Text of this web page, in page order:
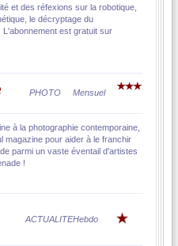
et des réfexions sur la robotique,
le décryptage du
est gratuit sur
PHOTO Mensuel
à la photographie contemporaine,
magazine pour aider à le franchir
parmi un vaste éventail d'artistes
!
ACTUALITEHebdo